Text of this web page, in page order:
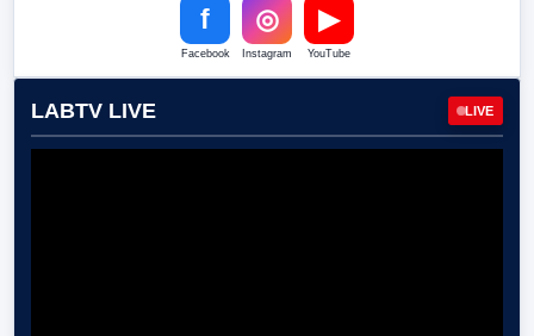
f
Facebook
◎
Instagram
▶
YouTube
LABTV LIVE LIVE